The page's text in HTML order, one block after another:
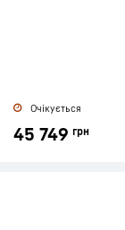
Очікується
45 749 грн